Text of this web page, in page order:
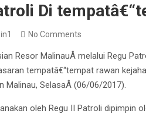
Di
No Comments
Resor MalinauÂ melalui Regu
tempatâ€“tempat rawan
Malinau, SelasaÂ (06/06/2017).
oleh Regu II Patroli dipimpin